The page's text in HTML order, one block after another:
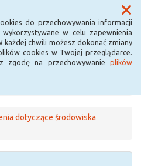
do przechowywania informacji
w celu zapewnienia
każdej chwili możesz dokonać zmiany
cookies w Twojej przeglądarce.
zgodę na przechowywanie plików
Menu
dotyczące środowiska